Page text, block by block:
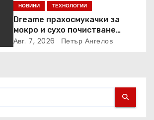
кампанията
НОВИНИ ТЕХНОЛОГИИ
Dreame прахосмукачки за
мокро и сухо почистване
надхвърлиха 2 000 патентни
Авг. 7, 2026 Петър Ангелов